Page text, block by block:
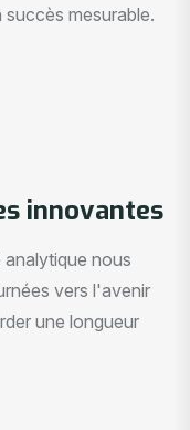
mesurable.
innovantes
nous
vers l'avenir
une longueur